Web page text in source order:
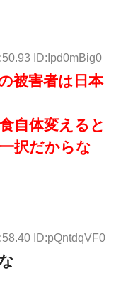
ID:Ipd0mBig0
被害者は日本
自体変えると
択だからな
ID:pQntdqVF0